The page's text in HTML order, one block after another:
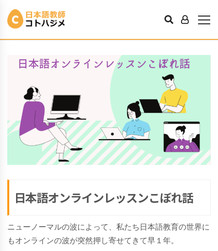
日本語オンラインレッスンこぼれ話
K先輩
日本語オンラインレッスンこぼれ話
ニューノーマルの波によって、私たち日本語教育の世界に
もオンラインの波が突然押し寄せてきて早１年。